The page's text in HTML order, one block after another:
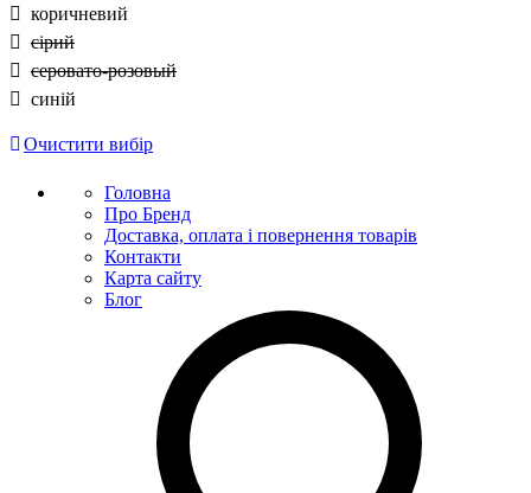
коричневий
сірий
серовато-розовый
синій
Очистити вибір
Головна
Про Бренд
Доставка, оплата і повернення товарів
Контакти
Карта сайту
Блог